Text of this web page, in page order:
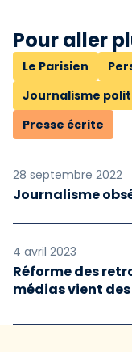
Pour aller
Le Parisien
Journalisme
Presse écrite
28 septembre 2022
Journalisme
4 avril 2023
Réforme des
médias vient